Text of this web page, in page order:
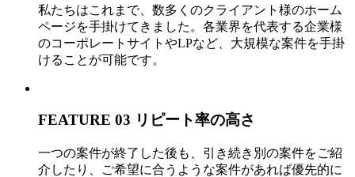
私たちはこれまで、数多くのクライアント様のホーム
ページを手掛けてきました。各業界を代表する企業様
のコーポレートサイトやLPなど、大規模な案件を手掛
けることが可能です。
FEATURE 03 リピート率の高さ
一つの案件が終了した後も、引き続き別の案件をご紹
介したり、ご希望に合うような案件があれば優先的に